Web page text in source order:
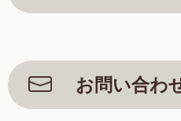
お問い合わ